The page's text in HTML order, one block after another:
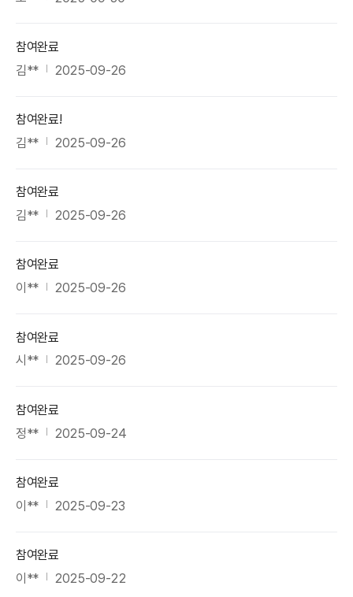
참여완료
김**
2025-09-26
참여완료!
김**
2025-09-26
참여완료
김**
2025-09-26
참여완료
이**
2025-09-26
참여완료
시**
2025-09-26
참여완료
정**
2025-09-24
참여완료
이**
2025-09-23
참여완료
이**
2025-09-22